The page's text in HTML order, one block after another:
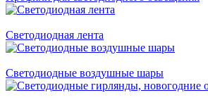
Светодиодная лента
Светодиодные воздушные шары